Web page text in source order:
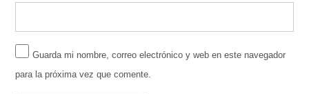
Guarda mi nombre, correo electrónico y web en este navegador
para la próxima vez que comente.